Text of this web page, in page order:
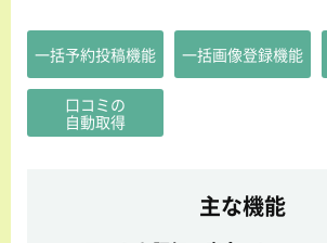
一括予約投稿機能 一括画像登録機能
口コミの
自動取得
主な機能